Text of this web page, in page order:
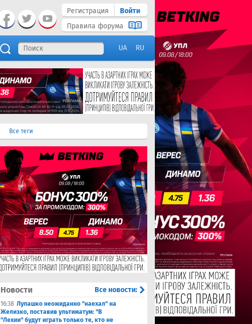
Регистрация
Войти
Правила форума
UA RU
Все теги
Новости Все новости:
16:38 Лупашко неожиданно "наехал" на
Желизко, поставив ультиматум: "В
"Лехии" будут играть только те, кто не